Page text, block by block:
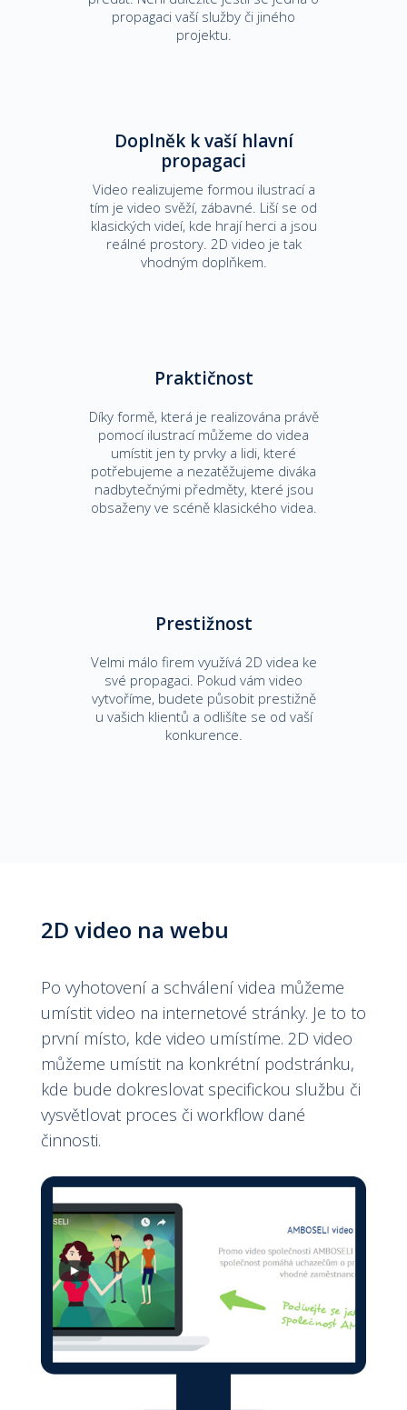
propagaci vaší služby či jiného
projektu.
Doplněk k vaší hlavní
propagaci
Video realizujeme formou ilustrací a
tím je video svěží, zábavné. Liší se od
klasických videí, kde hrají herci a jsou
reálné prostory. 2D video je tak
vhodným doplňkem.
Praktičnost
Díky formě, která je realizována právě
pomocí ilustrací můžeme do videa
umístit jen ty prvky a lidi, které
potřebujeme a nezatěžujeme diváka
nadbytečnými předměty, které jsou
obsaženy ve scéně klasického videa.
Prestižnost
Velmi málo firem využívá 2D videa ke
své propagaci. Pokud vám video
vytvoříme, budete působit prestižně
u vašich klientů a odlišíte se od vaší
konkurence.
2D video na webu
Po vyhotovení a schválení videa můžeme
umístit video na internetové stránky. Je to to
první místo, kde video umístíme. 2D video
můžeme umístit na konkrétní podstránku,
kde bude dokreslovat specifickou službu či
vysvětlovat proces či workflow dané
činnosti.